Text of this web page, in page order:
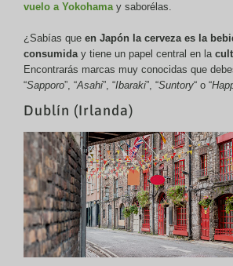
vuelo a Yokohama y saborélas.
¿Sabías que en Japón la cerveza es la
consumiday tiene un papel central en la
Encontrarás marcas muy conocidas que
“Sapporo”, “Asahi”, “Ibaraki”, “Suntory“ o “
Dublín (Irlanda)